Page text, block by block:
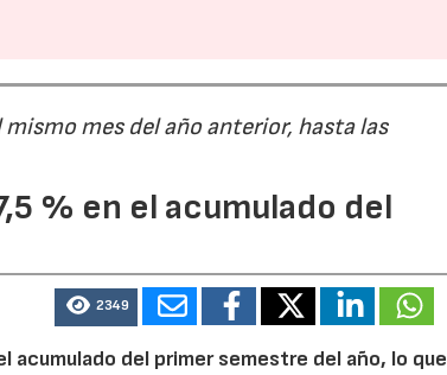
mes del año anterior, hasta las
% en el acumulado del
2349
acumulado del primer semestre del año, lo que